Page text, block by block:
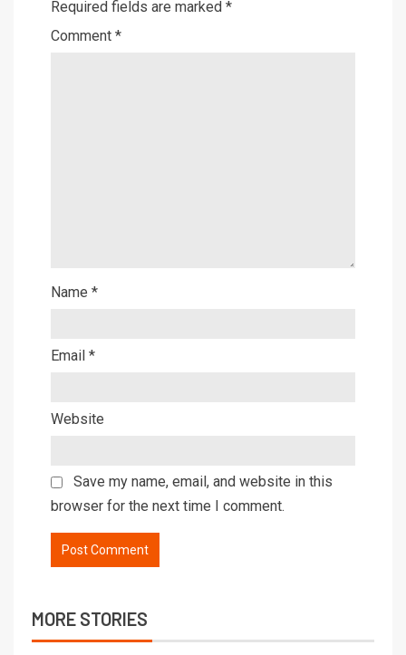
Required fields are marked *
Comment *
Name *
Email *
Website
Save my name, email, and website in this
browser for the next time I comment.
MORE STORIES